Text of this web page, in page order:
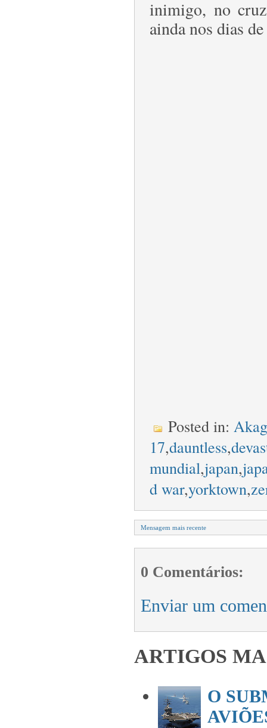
inimigo, no
ainda nos dias
Posted in:
17,dauntless,
mundial,japan,
d war,yorktown,
Mensagem mais recente
0 Comentários:
Enviar um
ARTIGOS
O